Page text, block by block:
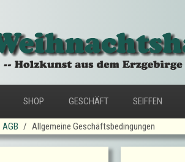
SHOP GESCHÄFT SEIFFEN
AGB Allgemeine Geschäftsbedingungen